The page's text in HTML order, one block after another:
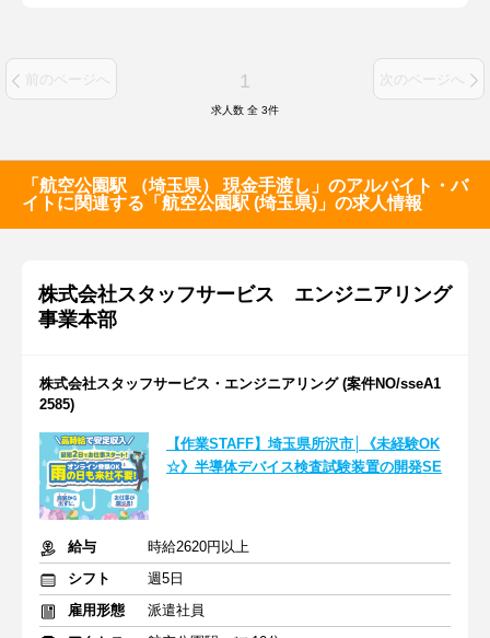
前のページへ 1 次のページへ
求人数 全 3件
「航空公園駅 （埼玉県） 現金手渡し」のアルバイト・バ
イトに関連する「航空公園駅 (埼玉県)」の求人情報
株式会社スタッフサービス エンジニアリング
事業本部
株式会社スタッフサービス・エンジニアリング (案件NO/sseA1
2585)
【作業STAFF】埼玉県所沢市│《未経験OK
☆》半導体デバイス検査試験装置の開発SE
給与
時給2620円以上
シフト
週5日
雇用形態
派遣社員